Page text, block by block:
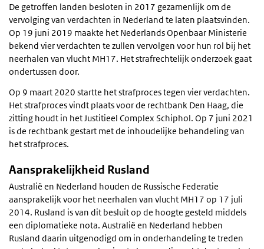
De getroffen landen besloten in 2017 gezamenlijk om de
vervolging van verdachten in Nederland te laten plaatsvinden.
Op 19 juni 2019 maakte het Nederlands Openbaar Ministerie
bekend vier verdachten te zullen vervolgen voor hun rol bij het
neerhalen van vlucht MH17. Het strafrechtelijk onderzoek gaat
ondertussen door.
Op 9 maart 2020 startte het strafproces tegen vier verdachten.
Het strafproces vindt plaats voor de rechtbank Den Haag, die
zitting houdt in het Justitieel Complex Schiphol. Op 7 juni 2021
is de rechtbank gestart met de inhoudelijke behandeling van
het strafproces.
Aansprakelijkheid Rusland
Australië en Nederland houden de Russische Federatie
aansprakelijk voor het neerhalen van vlucht MH17 op 17 juli
2014. Rusland is van dit besluit op de hoogte gesteld middels
een diplomatieke nota. Australië en Nederland hebben
Rusland daarin uitgenodigd om in onderhandeling te treden